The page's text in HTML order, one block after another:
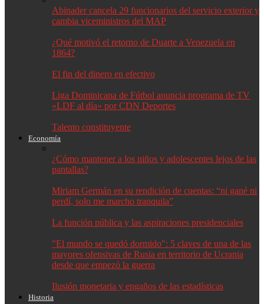
Abinader cancela 29 funcionarios del servicio exterior y
cambia viceministros del MAP
¿Qué motivó el retorno de Duarte a Venezuela en
1864?
El fin del dinero en efectivo
Liga Dominicana de Fútbol anuncia programa de TV
«LDF al día» por CDN Deportes
Talento constituyente
Economía
¿Cómo mantener a los niños y adolescentes lejos de las
pantallas?
Miriam Germán en su rendición de cuentas: “ni gané ni
perdí, solo me marcho tranquila”
La función pública y las aspiraciones presidenciales
"El mundo se quedó dormido": 5 claves de una de las
mayores ofensivas de Rusia en territorio de Ucrania
desde que empezó la guerra
Ilusión monetaria y engaños de las estadísticas
Historia